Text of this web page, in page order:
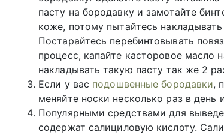
пасту на бородавку и замотайте
коже, потому пытайтесь
Постарайтесь перебинтовывать
процесс, капайте касторовое
накладывать такую пасту так же 2
Если у вас подошвенные бородавки,
меняйте носки несколько раз в день
Популярными средствами для
содержат салициловую кислоту.